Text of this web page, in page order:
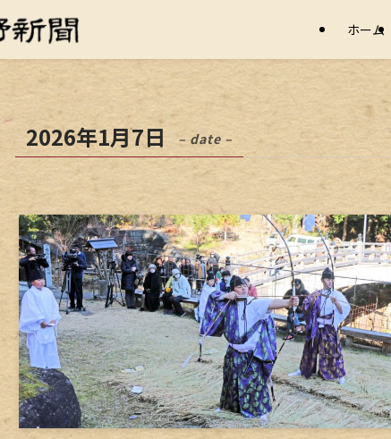
ホーム
2026年1月7日 – date –